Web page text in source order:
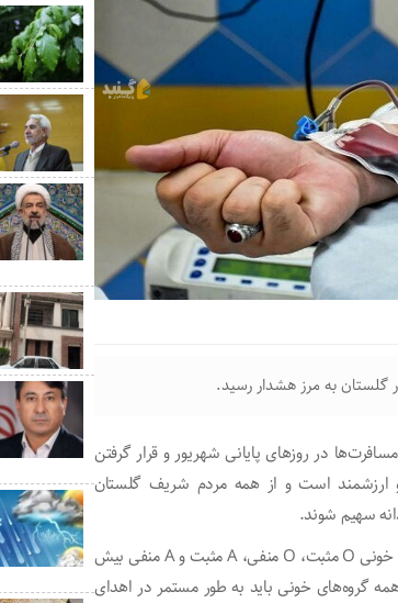
به مرز هشدار رسید.
در روز‌های پایانی شهریور و قرار گرفتن
است و از همه مردم شریف گلستان
سهیم شوند.
مدیرکل سازمان انتقال خون گلستان افزود: در حال حاضر نیاز به گروه‌های خونی O مثبت، O منفی، A مثبت و A منفی بیش
گروه‌های خونی باید به طور مستمر در اهدای